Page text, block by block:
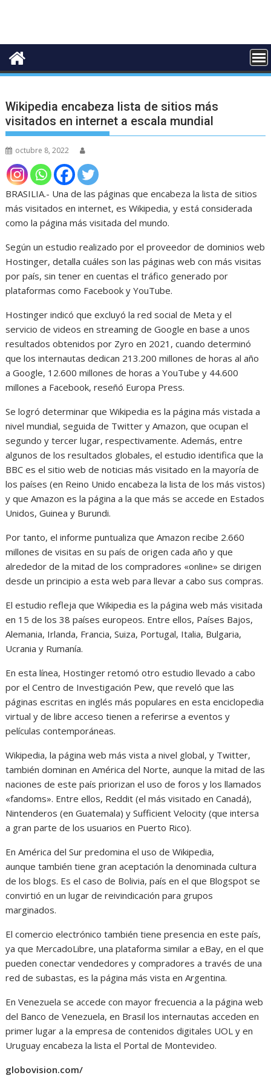
Wikipedia encabeza lista de sitios más
visitados en internet a escala mundial
octubre 8, 2022
BRASILIA.- Una de las páginas que encabeza la lista de sitios
más visitados en internet, es Wikipedia, y está considerada
como la página más visitada del mundo.
Según un estudio realizado por el proveedor de dominios web
Hostinger, detalla cuáles son las páginas web con más visitas
por país, sin tener en cuentas el tráfico generado por
plataformas como Facebook y YouTube.
Hostinger indicó que excluyó la red social de Meta y el
servicio de videos en streaming de Google en base a unos
resultados obtenidos por Zyro en 2021, cuando determinó
que los internautas dedican 213.200 millones de horas al año
a Google, 12.600 millones de horas a YouTube y 44.600
millones a Facebook, reseñó Europa Press.
Se logró determinar que Wikipedia es la página más vistada a
nivel mundial, seguida de Twitter y Amazon, que ocupan el
segundo y tercer lugar, respectivamente. Además, entre
algunos de los resultados globales, el estudio identifica que la
BBC es el sitio web de noticias más visitado en la mayoría de
los países (en Reino Unido encabeza la lista de los más vistos)
y que Amazon es la página a la que más se accede en Estados
Unidos, Guinea y Burundi.
Por tanto, el informe puntualiza que Amazon recibe 2.660
millones de visitas en su país de origen cada año y que
alrededor de la mitad de los compradores «online» se dirigen
desde un principio a esta web para llevar a cabo sus compras.
El estudio refleja que Wikipedia es la página web más visitada
en 15 de los 38 países europeos. Entre ellos, Países Bajos,
Alemania, Irlanda, Francia, Suiza, Portugal, Italia, Bulgaria,
Ucrania y Rumanía.
En esta línea, Hostinger retomó otro estudio llevado a cabo
por el Centro de Investigación Pew, que reveló que las
páginas escritas en inglés más populares en esta enciclopedia
virtual y de libre acceso tienen a referirse a eventos y
películas contemporáneas.
Wikipedia, la página web más vista a nivel global, y Twitter,
también dominan en América del Norte, aunque la mitad de las
naciones de este país priorizan el uso de foros y los llamados
«fandoms». Entre ellos, Reddit (el más visitado en Canadá),
Nintenderos (en Guatemala) y Sufficient Velocity (que intersa
a gran parte de los usuarios en Puerto Rico).
En América del Sur predomina el uso de Wikipedia,
aunque también tiene gran aceptación la denominada cultura
de los blogs. Es el caso de Bolivia, país en el que Blogspot se
convirtió en un lugar de reivindicación para grupos
marginados.
El comercio electrónico también tiene presencia en este país,
ya que MercadoLibre, una plataforma similar a eBay, en el que
pueden conectar vendedores y compradores a través de una
red de subastas, es la página más vista en Argentina.
En Venezuela se accede con mayor frecuencia a la página web
del Banco de Venezuela, en Brasil los internautas acceden en
primer lugar a la empresa de contenidos digitales UOL y en
Uruguay encabeza la lista el Portal de Montevideo.
globovision.com/